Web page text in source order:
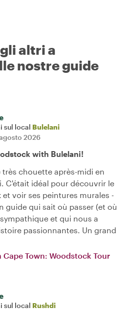
altri a
nostre guide
sul local Bulelani
2026
with Bulelani!
très chouette après-midi en
C'était idéal pour découvrir le
voir ses peintures murales -
guide qui sait où passer (et où
et qui nous a
passionnantes. Un grand
Cape Town: Woodstock Tour
sul local Rushdi